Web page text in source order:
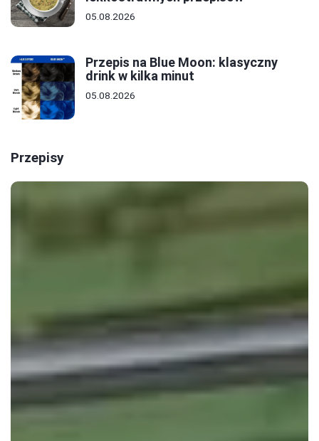
05.08.2026
Przepis na Blue Moon: klasyczny
drink w kilka minut
05.08.2026
Przepisy